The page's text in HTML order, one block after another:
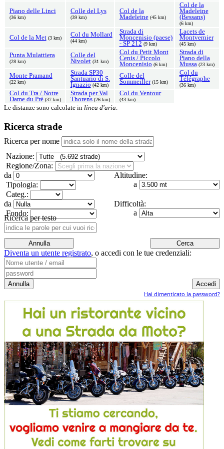
Piano delle Linci
(36 km)
Colle del Lys
(39 km)
Col de la
Madeleine (45 km)
Col de la
Madeleine
(Bessans)
(6 km)
Col de la Met (3 km) Col du Mollard
(44 km)
Strada di
Moncenisio (paese)
- SP 212 (9 km)
Lacets de
Montvernier
(45 km)
Punta Mulattiera
(28 km)
Colle del
Nivolet (31 km)
Col du Petit Mont
Cenis / Piccolo
Moncenisio (6 km)
Strada di
Piano della
Mussa (23 km)
Monte Pramand
(22 km)
Strada SP30
Santuario di S.
Ignazio (42 km)
Colle del
Sommeiller (15 km)
Col du
Télégraphe
(36 km)
Col du Tra / Notre
Dame du Pré (37 km)
Strada per Val
Thorens (26 km)
Col du Ventour
(43 km)
Le distanze sono calcolate in linea d'aria.
Ricerca strade
Ricerca per nome
Nazione:
Regione/Zona:
Altitudine:
da
a
Tipologia:
Categ.:
Difficoltà:
da
a
Fondo:
Ricerca per testo
Diventa un utente registrato, o accedi con le tue credenziali:
Hai dimenticato la password?